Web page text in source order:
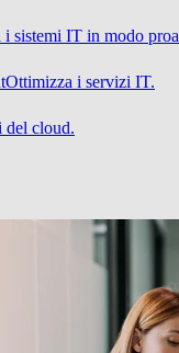
sistemi IT in modo
Ottimizza i servizi IT.
del cloud.